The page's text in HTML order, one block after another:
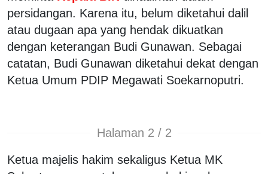
persidangan. Karena itu, belum diketahui dalil
atau dugaan apa yang hendak dikuatkan
dengan keterangan Budi Gunawan. Sebagai
catatan, Budi Gunawan diketahui dekat dengan
Ketua Umum PDIP Megawati Soekarnoputri.
Halaman 2 / 2
Ketua majelis hakim sekaligus Ketua MK